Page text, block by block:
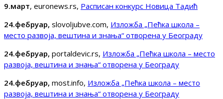
9.март, euronews.rs, Расписан конкурс Новица Тадић
24.фебруар, slovoljubve.com, Изложба „Пећка школа –
место развоја, вештина и знања“ отворена у Београду
24.фебруар, portaldevic.rs, Изложба „Пећка школа – место
развоја, вештина и знања“ отворена у Београду
24.фебруар, most.info, Изложба „Пећка школа – место
развоја, вештина и знања“ отворена у Београду